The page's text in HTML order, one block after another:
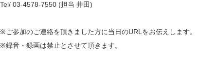
Tel/ 03-4578-7550 (担当 井田)
※ご参加のご連絡を頂きました方に当日のURLをお伝えします。
※録音・録画は禁止とさせて頂きます。